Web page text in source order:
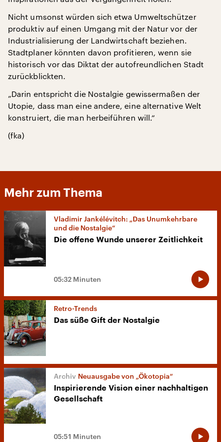
Nicht umsonst würden sich etwa Umweltschützer
produktiv auf einen Umgang mit der Natur vor der
Industrialisierung der Landwirtschaft beziehen.
Stadtplaner könnten davon profitieren, wenn sie
historisch vor das Diktat der autofreundlichen Stadt
zurückblickten.
„Darin entspricht die Nostalgie gewissermaßen der
Utopie, dass man eine andere, eine alternative Welt
konstruiert, die man herbeiführen will.“
(fka)
Mehr zum Thema
Vladimir Jankélévitch: „Das Unumkehrbare
und die Nostalgie“
Die offene Wunde unserer Zeitlichkeit
05:32 Minuten
Retro-Trends
Das süße Gift der Nostalgie
Neuausgabe von „Ökotopia“
Inspirierende Vision einer nachhaltigen
Gesellschaft
05:51 Minuten